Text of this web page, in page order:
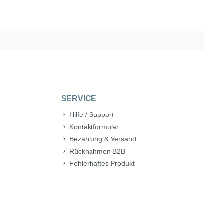
SERVICE
Hilfe / Support
Kontaktformular
Bezahlung & Versand
Rücknahmen B2B
Fehlerhaftes Produkt